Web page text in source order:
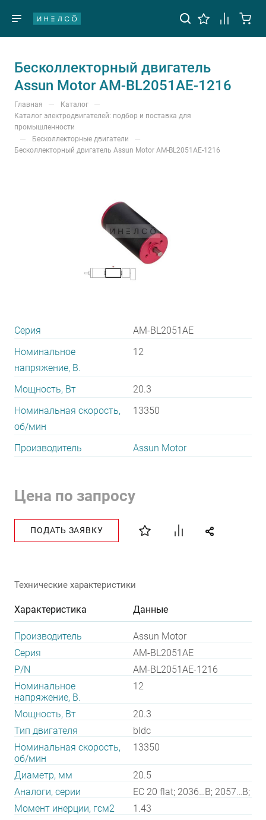
Бесколлекторный двигатель
Assun Motor AM-BL2051AE-1216
Главная — Каталог —
Каталог электродвигателей: подбор и поставка для
промышленности
— Бесколлекторные двигатели —
Бесколлекторный двигатель Assun Motor AM-BL2051AE-1216
Серия
AM-BL2051AE
Номинальное
напряжение, В.
12
Мощность, Вт
20.3
Номинальная скорость,
об/мин
13350
Производитель Assun Motor
Цена по запросу
ПОДАТЬ ЗАЯВКУ
Технические характеристики
Характеристика Данные
Производитель
Assun Motor
Серия
AM-BL2051AE
P/N
AM-BL2051AE-1216
Номинальное
напряжение, В.
12
Мощность, Вт
20.3
Тип двигателя
bldc
Номинальная скорость,
об/мин
13350
Диаметр, мм
20.5
Аналоги, серии
EC 20 flat; 2036…B; 2057…B;
Момент инерции, гсм2
1.43